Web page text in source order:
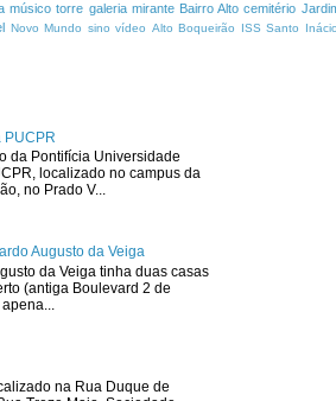
músico torre galeria mirante Bairro Alto cemitério
Novo Mundo sino vídeo Alto Boqueirão ISS Santo Inácio
PUCPR
da Pontifícia Universidade
localizado no campus da
no Prado V...
Augusto da Veiga
da Veiga tinha duas casas
(antiga Boulevard 2 de
na Rua Duque de